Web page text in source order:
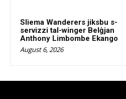
Sliema Wanderers jiksbu s-
servizzi tal-winger Belġjan
Anthony Limbombe Ekango
August 6, 2026